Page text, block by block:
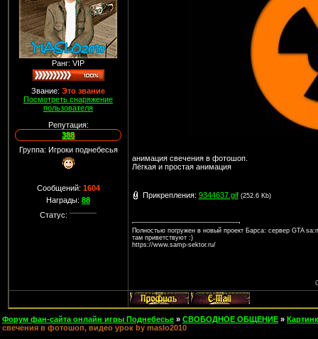
Ранг: VIP
Звание: Это звание
Посмотреть снаряжение
пользователя
Репутация:
388
Группа: Игроки поднебесья
Сообщений: 1604
Награды: 88
Статус:
анимация свечения в фотошоп.
Лёгкая и простая анимация
Прикрепления: 9344637.gif (252.6 Kb)
Полностью погружен в новый проект Барса: сервер GTA
там приветствуют :)
https://www.samp-sektor.ru/
Форум фан-сайта онлайн игры Поднебесье » СВОБОДНОЕ ОБЩЕНИЕ »
свечения в фотошоп, видео урок by maslo2010